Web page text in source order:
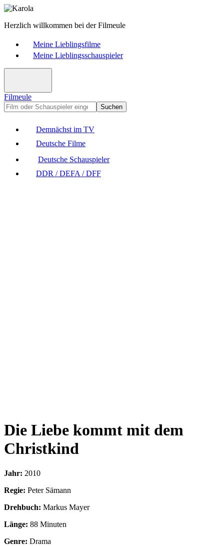
Herzlich willkommen bei der Filmeule
Meine Lieblingsfilme
Meine Lieblingsschauspieler
Filmeule
Suchen
Demnächst im TV
Deutsche Filme
Deutsche Schauspieler
DDR / DEFA / DFF
Die Liebe kommt mit dem
Christkind
Jahr: 2010
Regie: Peter Sämann
Drehbuch: Markus Mayer
Länge: 88 Minuten
Genre: Drama